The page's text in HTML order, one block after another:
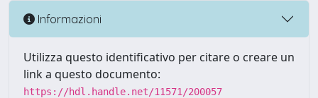
Informazioni
Utilizza questo identificativo per citare o creare un
link a questo documento:
https://hdl.handle.net/11571/200057